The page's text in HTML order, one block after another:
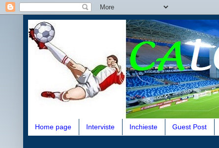
Home page Interviste Inchieste Guest Post